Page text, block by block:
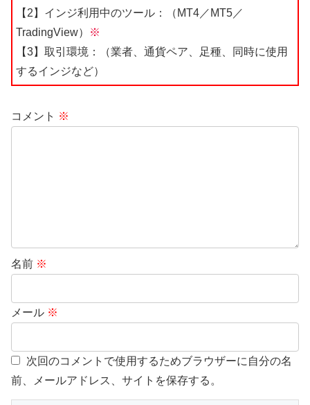
【2】インジ利用中のツール：（MT4／MT5／
TradingView）
※
【3】取引環境：（業者、通貨ペア、足種、同時に使用
するインジなど）
コメント ※
名前 ※
メール ※
次回のコメントで使用するためブラウザーに自分の名
前、メールアドレス、サイトを保存する。